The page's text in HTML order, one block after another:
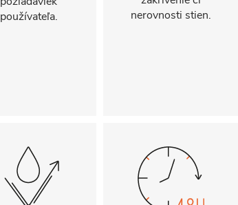
používateľa.
nerovnosti stien.